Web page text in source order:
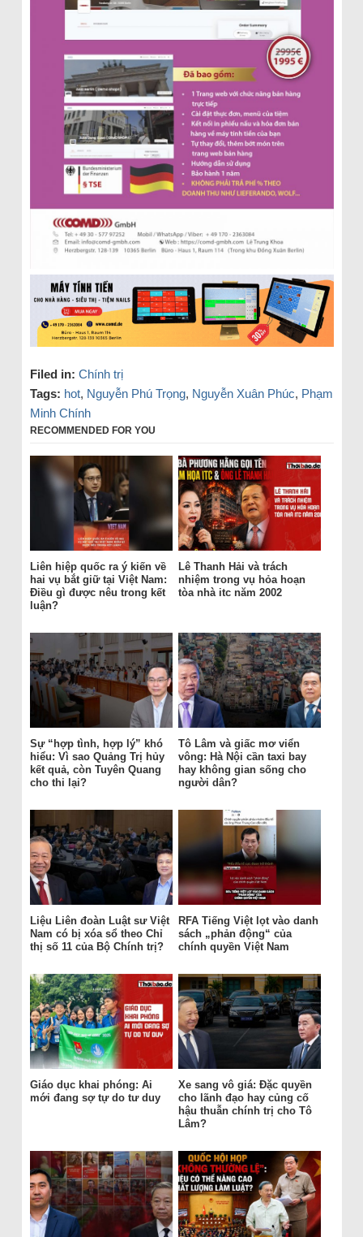
Filed in: Chính trị
Tags: hot, Nguyễn Phú Trọng, Nguyễn Xuân Phúc, Phạm
Minh Chính
RECOMMENDED FOR YOU
Liên hiệp quốc ra ý kiến về
hai vụ bắt giữ tại Việt Nam:
Điều gì được nêu trong kết
luận?
Lê Thanh Hải và trách
nhiệm trong vụ hỏa hoạn
tòa nhà itc năm 2002
Sự “hợp tình, hợp lý” khó
hiểu: Vì sao Quảng Trị hủy
kết quả, còn Tuyên Quang
cho thi lại?
Tô Lâm và giấc mơ viển
vông: Hà Nội cần taxi bay
hay không gian sống cho
người dân?
Liệu Liên đoàn Luật sư Việt
Nam có bị xóa sổ theo Chỉ
thị số 11 của Bộ Chính trị?
RFA Tiếng Việt lọt vào danh
sách „phản động“ của
chính quyền Việt Nam
Giáo dục khai phóng: Ai
mới đang sợ tự do tư duy
Xe sang vô giá: Đặc quyền
cho lãnh đạo hay củng cố
hậu thuẫn chính trị cho Tô
Lâm?